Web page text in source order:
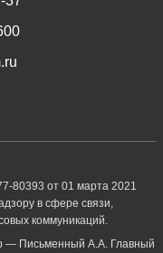
80393 от 01 марта 2021
в сфере связи,
коммуникаций.
Письменный А.А. Главный